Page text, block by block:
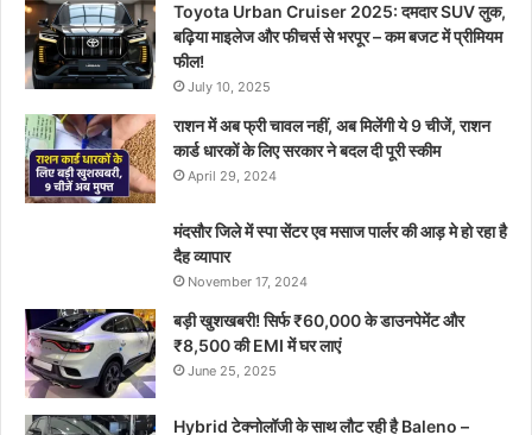
Toyota Urban Cruiser 2025: दमदार SUV लुक,
बढ़िया माइलेज और फीचर्स से भरपूर – कम बजट में प्रीमियम
फील!
July 10, 2025
राशन में अब फ्री चावल नहीं, अब मिलेंगी ये 9 चीजें, राशन
कार्ड धारकों के लिए सरकार ने बदल दी पूरी स्कीम
April 29, 2024
मंदसौर जिले में स्पा सेंटर एव मसाज पार्लर की आड़ मे हो रहा है
दैह व्यापार
November 17, 2024
बड़ी खुशखबरी! सिर्फ ₹60,000 के डाउनपेमेंट और
₹8,500 की EMI में घर लाएं
June 25, 2025
Hybrid टेक्नोलॉजी के साथ लौट रही है Baleno –